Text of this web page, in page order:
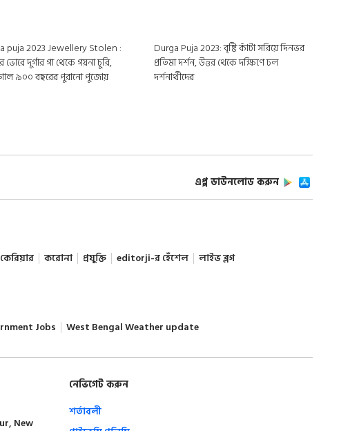
puja 2023 Jewellery Stolen :
ভোরে দুর্গার গা থেকে গয়না চুরি,
৯০০ বছরের পুরানো পুজোয়
Durga Puja 2023: বৃষ্টি কাঁটা সরিয়ে দিনভর
প্রতিমা দর্শন, উত্তর থেকে দক্ষিণে ঢল
দর্শনার্থীদের
এপ্প ডাউনলোড করুন
কেরিয়ার করোনা প্রযুক্তি editorji-র হেঁশেল লাইভ ব্লগ
Jobs West Bengal Weather update
New
নেভিগেট করুন
শর্তাবলী